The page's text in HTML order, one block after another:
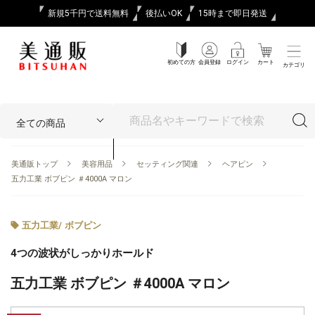
新規5千円で送料無料 後払いOK 15時まで即日発送
初めての方 会員登録 ログイン カート カテゴリ
美通販トップ 美容用品 セッティング関連
ヘアピン
五力工業 ボブピン ＃4000A マロン
五力工業/ ボブピン
4つの波状がしっかりホールド
五力工業 ボブピン ＃4000A マロン